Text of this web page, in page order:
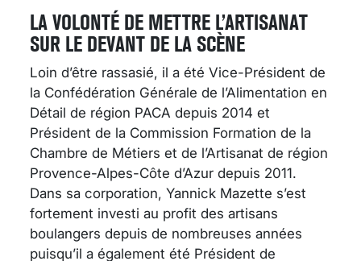
LA VOLONTÉ DE METTRE L’ARTISANAT
SUR LE DEVANT DE LA SCÈNE
Loin d’être rassasié, il a été Vice-Président de
la Confédération Générale de l’Alimentation en
Détail de région PACA depuis 2014 et
Président de la Commission Formation de la
Chambre de Métiers et de l’Artisanat de région
Provence-Alpes-Côte d’Azur depuis 2011.
Dans sa corporation, Yannick Mazette s’est
fortement investi au profit des artisans
boulangers depuis de nombreuses années
puisqu’il a également été Président de